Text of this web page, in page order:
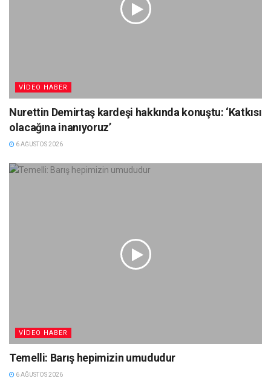
VIDEO HABER
Nurettin Demirtaş kardeşi hakkında konuştu: ‘Katkısı
olacağına inanıyoruz’
6 AĞUSTOS 2026
VIDEO HABER
Temelli: Barış hepimizin umududur
6 AĞUSTOS 2026